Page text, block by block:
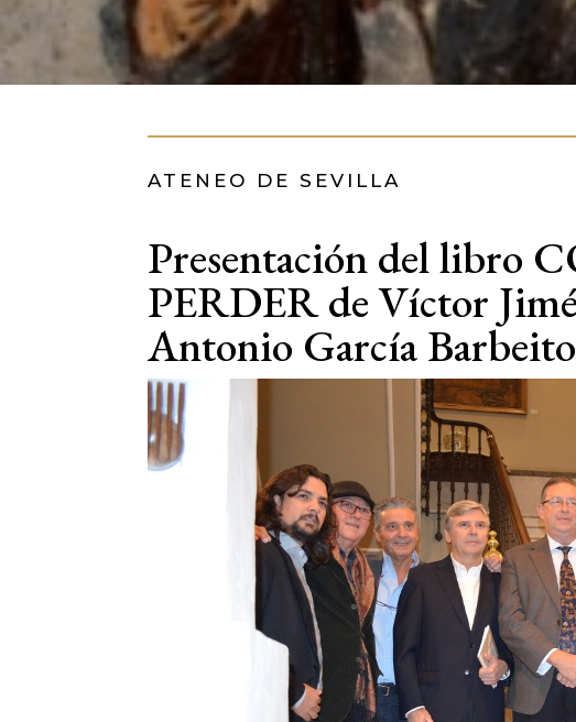
ATENEO DE SEVILLA
Presentación del libro
PERDER de Víctor
Antonio García Barbeito